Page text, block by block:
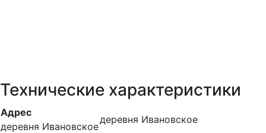
Технические характеристики
Адрес
деревня Ивановское
деревня Ивановское